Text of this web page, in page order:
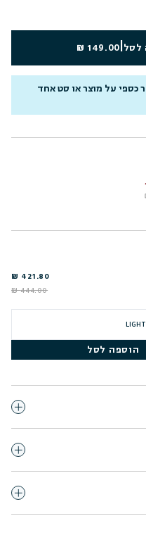
לסל 149.00 ₪
כספי על מוצר או סט אחד
421.80 ₪
444.00 ₪
הוספה לסל